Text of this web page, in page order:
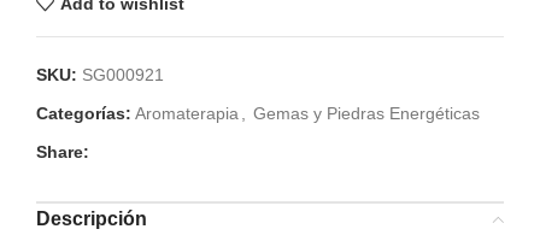
SKU: SG000921
Categorías: Aromaterapia
Gemas y Piedras Energéticas
Share:
Descripción